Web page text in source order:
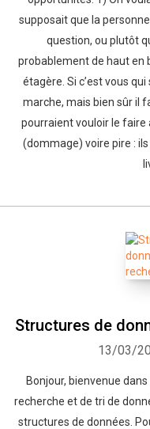
supposait que la
question, ou plutôt
probablement de haut en
étagère. Si c’est vous
marche, mais bien sûr il
pourraient vouloir le faire
(dommage) voire pire :
Structures de
13/03/
Bonjour, bienvenue
recherche et de tri de
structures de données.